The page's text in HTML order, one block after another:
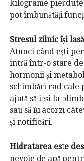
kilograme pierdute
pot îmbunătăți
Stresul zilnic își
Atunci când ești
intră într-o stare de
hormonii și
schimbări radicale
ajută să ieși la
sau să îți acorzi
și notificări.
Hidratarea este
nevoie de apă